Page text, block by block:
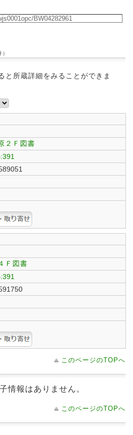
と所蔵詳細をみることができま
２Ｆ図書
Ｆ図書
このページのTOPへ
情報はありません。
このページのTOPへ